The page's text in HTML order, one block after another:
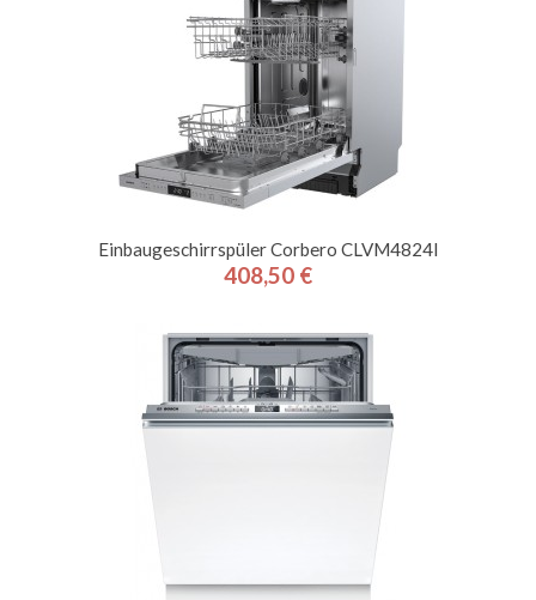
Einbaugeschirrspüler Corbero CLVM4824I
Preis
408,50 €